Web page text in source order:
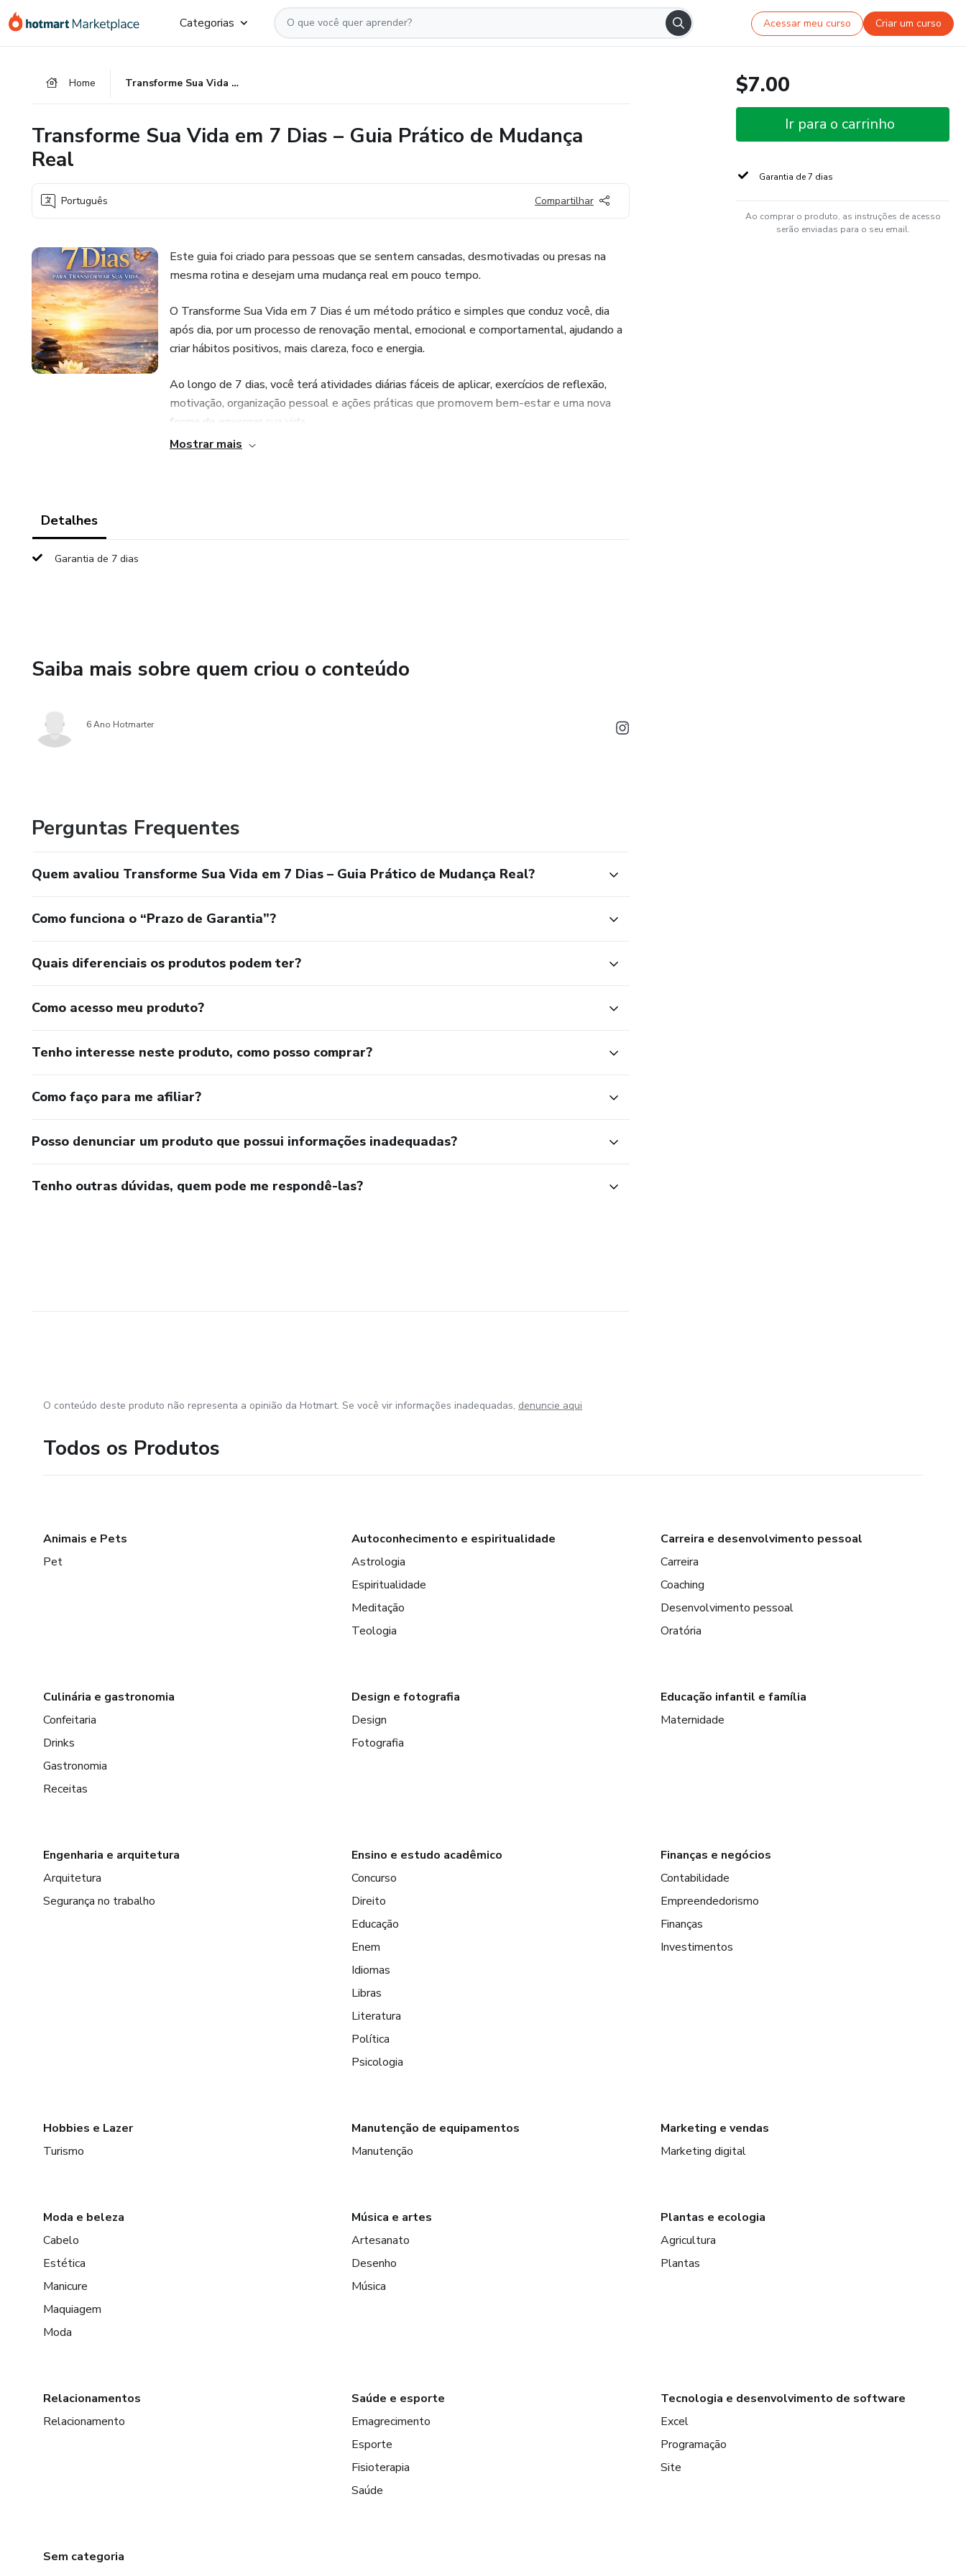
para
para
para
Categorias Acessar meu curso Criar um curso
Home Transforme Sua Vida em 7 Dias – Guia Prático de Mudança Real
Transforme Sua Vida em 7 Dias – Guia Prático de Mudança
Real
Português Compartilhar
Este guia foi criado para pessoas que se sentem cansadas, desmotivadas ou presas na
mesma rotina e desejam uma mudança real em pouco tempo.
O Transforme Sua Vida em 7 Dias é um método prático e simples que conduz você, dia
após dia, por um processo de renovação mental, emocional e comportamental, ajudando a
criar hábitos positivos, mais clareza, foco e energia.
Ao longo de 7 dias, você terá atividades diárias fáceis de aplicar, exercícios de reflexão,
motivação, organização pessoal e ações práticas que promovem bem-estar e uma nova
forma de enxergar sua vida.
Mostrar mais
Detalhes
Garantia de 7 dias
Saiba mais sobre quem criou o conteúdo
6 Ano Hotmarter
Perguntas Frequentes
Quem avaliou Transforme Sua Vida em 7 Dias – Guia Prático de Mudança Real?
Como funciona o “Prazo de Garantia”?
Quais diferenciais os produtos podem ter?
Como acesso meu produto?
Tenho interesse neste produto, como posso comprar?
Como faço para me afiliar?
Posso denunciar um produto que possui informações inadequadas?
Tenho outras dúvidas, quem pode me respondê-las?
$7.00
Ir para o carrinho
Garantia de 7 dias
Ao comprar o produto, as instruções de acesso
serão enviadas para o seu email.
O conteúdo deste produto não representa a opinião da Hotmart. Se você vir informações inadequadas, denuncie aqui
Todos os Produtos
Animais e Pets
Pet
Autoconhecimento e espiritualidade
Astrologia
Espiritualidade
Meditação
Teologia
Carreira e desenvolvimento pessoal
Carreira
Coaching
Desenvolvimento pessoal
Oratória
Culinária e gastronomia
Confeitaria
Drinks
Gastronomia
Receitas
Design e fotografia
Design
Fotografia
Educação infantil e família
Maternidade
Engenharia e arquitetura
Arquitetura
Segurança no trabalho
Ensino e estudo acadêmico
Concurso
Direito
Educação
Enem
Idiomas
Libras
Literatura
Política
Psicologia
Finanças e negócios
Contabilidade
Empreendedorismo
Finanças
Investimentos
Hobbies e Lazer
Turismo
Manutenção de equipamentos
Manutenção
Marketing e vendas
Marketing digital
Moda e beleza
Cabelo
Estética
Manicure
Maquiagem
Moda
Música e artes
Artesanato
Desenho
Música
Plantas e ecologia
Agricultura
Plantas
Relacionamentos
Relacionamento
Saúde e esporte
Emagrecimento
Esporte
Fisioterapia
Saúde
Tecnologia e desenvolvimento de software
Excel
Programação
Site
Sem categoria